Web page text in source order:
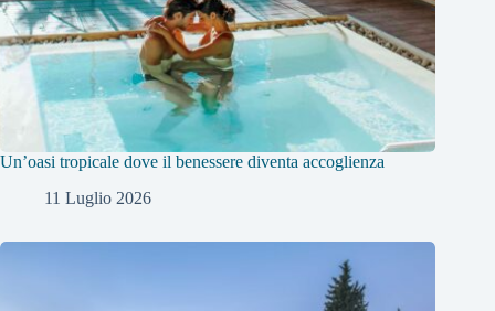
Un’oasi tropicale dove il benessere diventa accoglienza
11 Luglio 2026